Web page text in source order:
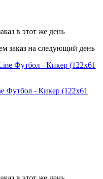
в этот же день
заказ на следующий день
Футбол - Кикер (122х61